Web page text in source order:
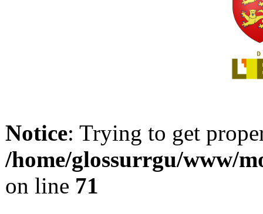
Notice: Trying to get
/home/glossurrgu/www/
on line 71